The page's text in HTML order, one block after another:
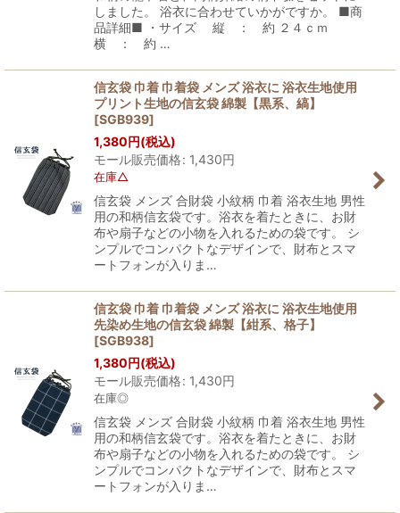
しました。 浴衣に合わせていかがですか。 ■商
品詳細■ ・サイズ 縦 ： 約 ２４ｃｍ
横 ： 約 …
信玄袋 巾着 巾着袋 メンズ 浴衣に 浴衣生地使用
プリント生地の信玄袋 綿製【黒系、縞】
[SGB939]
1,380円(税込)
モール販売価格: 1,430円
在庫△
信玄袋 メンズ 合財袋 小紋柄 巾着 浴衣生地 男性
用の和柄信玄袋です。浴衣を着たときに、お財
布や扇子などの小物を入れるための袋です。 シ
ンプルでコンパクトなデザインで、財布とスマ
ートフォンが入りま…
信玄袋 巾着 巾着袋 メンズ 浴衣に 浴衣生地使用
先染め生地の信玄袋 綿製【紺系、格子】
[SGB938]
1,380円(税込)
モール販売価格: 1,430円
在庫◎
信玄袋 メンズ 合財袋 小紋柄 巾着 浴衣生地 男性
用の和柄信玄袋です。浴衣を着たときに、お財
布や扇子などの小物を入れるための袋です。 シ
ンプルでコンパクトなデザインで、財布とスマ
ートフォンが入りま…